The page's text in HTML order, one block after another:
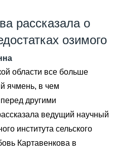
рассказала о
озимого
области все больше
ячмень, в чем
другими
ведущий научный
института сельского
Картавенкова в